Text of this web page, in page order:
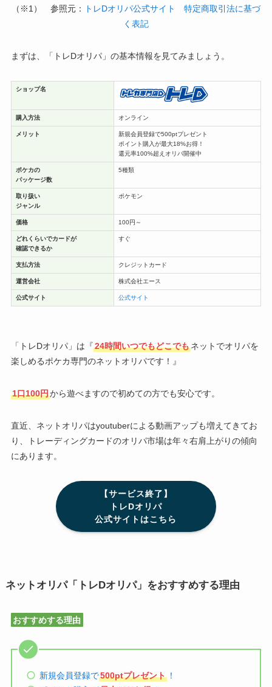
（※1） 参照元：
トレDオリパ公式サイト 特定商取引法に基づ
く表記
まずは、「トレDオリパ」の基本情報を見てみましょう。
ショップ名
購入方法 オンライン
メリット
新規会員登録で500ptプレゼント
ポイント購入が最大18%お得！
還元率100%超えオリパ開催中
ポケカの
パッケージ数
5種類
取り扱い
ジャンル
ポケモン
価格 100円～
どれくらいでカードが
確認できるか
すぐ
支払方法 クレジットカード
運営会社 株式会社エース
公式サイト 公式サイト
「トレDオリパ」は『24時間いつでもどこでもネットでオリパを
楽しめるポケカ専門のネットオリパです！』
1口100円から遊べますので初めての方でも安心です。
直近、ネットオリパはyoutuberによる動画アップも増えてきてお
り、トレーディングカードのオリパ市場は年々右肩上がりの傾向
にあります。
【サービス終了】
トレDオリパ
公式サイトはこちら
ネットオリパ「トレDオリパ」をおすすめする理由
おすすめする理由
新規会員登録で500ptプレゼント ！